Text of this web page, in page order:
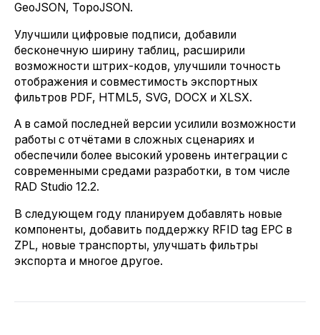
GeoJSON, TopoJSON.
Улучшили цифровые подписи, добавили
бесконечную ширину таблиц, расширили
возможности штрих-кодов, улучшили точность
отображения и совместимость экспортных
фильтров PDF, HTML5, SVG, DOCX и XLSX.
А в самой последней версии усилили возможности
работы с отчётами в сложных сценариях и
обеспечили более высокий уровень интеграции с
современными средами разработки, в том числе
RAD Studio 12.2.
В следующем году планируем добавлять новые
компоненты, добавить поддержку RFID tag EPC в
ZPL, новые транспорты, улучшать фильтры
экспорта и многое другое.